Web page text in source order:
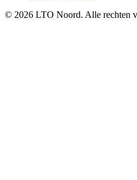
© 2026 LTO Noord. Alle rechten